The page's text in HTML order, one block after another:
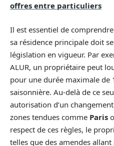
offres entre particuliers
Il est essentiel de
sa résidence principale doit
législation en vigueur. Par
ALUR, un propriétaire peut
pour une durée maximale de
saisonnière. Au-delà de ce
autorisation d’un
zones tendues comme Paris
respect de ces règles, le
telles que des amendes allant